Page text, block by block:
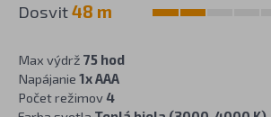
Dosvit48 m
Max výdrž 75 hod
Napájanie 1x AAA
Počet režimov4